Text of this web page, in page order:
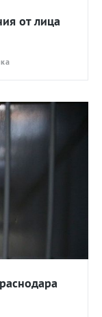
от лица